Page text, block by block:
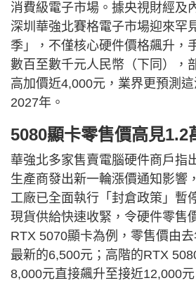
消費級電子市場。據央視財經及
深圳華強北賽格電子市場迎來罕
季」，不僅核心硬件價格飆升，
數百至數千元人民幣（下同），
高加價近4,000元，業界更預測
2027年。
5080顯卡零售價高見1.2
華強北多家售賣電腦硬件商戶指
生產商發出新一輪漲價通知影響
工廠已全面執行「封倉政策」暫
現貨供給快速收緊，令硬件零售
RTX 5070顯卡為例，零售價由
最新的6,500元；高階的RTX
8,000元直接飆升至接近12,000